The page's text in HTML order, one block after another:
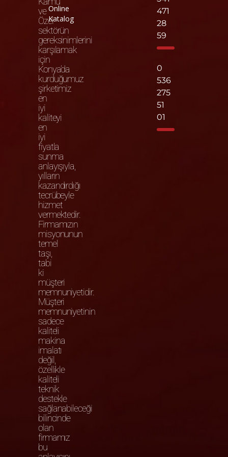
ve
Özel
sektörün
gereksinimlerini
karşılamak
için
Konya’da
kurduğumuz
şirketimiz
en
iyi
kaliteyi
en
iyi
fiyatla
sunma
anlayışıyla,
yılların
kazandırdığı
tecrübeyle
hizmet
vermektedir.
Firmamızın
misyonunun
temel
taşı,
tabi
ki
müşteri
memnuniyetidir.
Müşteri
memnuniyetinin
sadece
kaliteli
makina
imalatı
değil,
özellikle
kaliteli
teknik
destekle
sağlanabileceği
bilincinde
olan
firmamız
bu
Online
Katalog
471
28
59
0
536
275
51
01